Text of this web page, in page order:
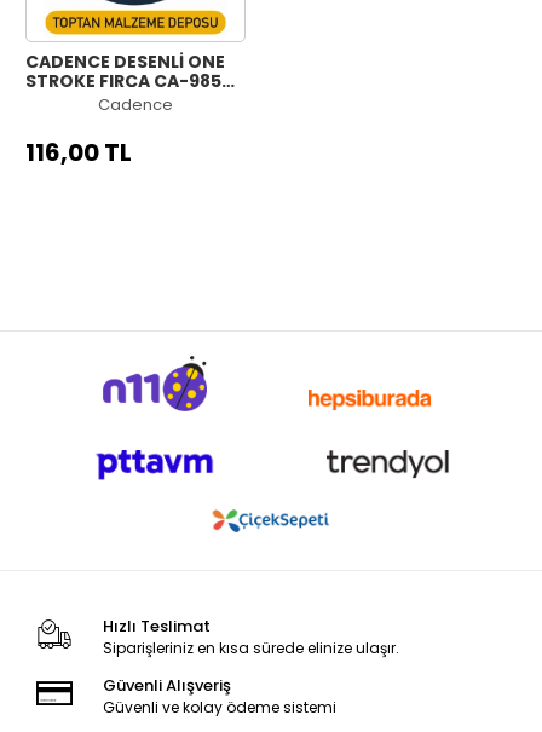
CADENCE DESENLİ ONE
STROKE FIRÇA CA-985
Cadence
116,00 TL
Hızlı Teslimat
Siparişleriniz en kısa sürede elinize ulaşır.
Güvenli Alışveriş
Güvenli ve kolay ödeme sistemi